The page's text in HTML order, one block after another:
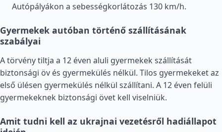
Autópályákon a sebességkorlátozás 130 km/h.
Gyermekek autóban történő szállításának
szabályai
A törvény tiltja a 12 éven aluli gyermekek szállítását
biztonsági öv és gyermekülés nélkül. Tilos gyermekeket az
első ülésen gyermekülés nélkül szállítani. A 12 éven felüli
gyermekeknek biztonsági övet kell viselniük.
Amit tudni kell az ukrajnai vezetésről hadiállapot